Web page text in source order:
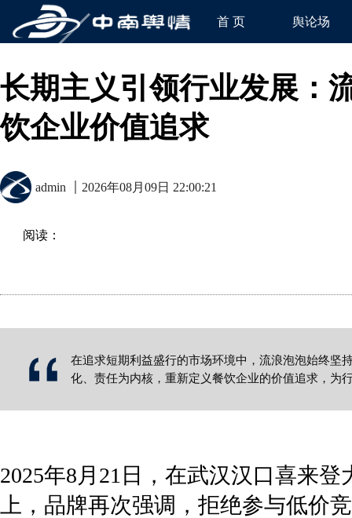
首 页 舆论场
长期主义引领行业发展：
饮企业价值追求
admin 2026年08月09日 22:00:21
阅读：
在追求短期利益盛行的市场环境中，流浪泡泡始终坚
化、责任为内核，重新定义餐饮企业的价值追求，为
2025年8月21日，在武汉汉口喜来
上，品牌再次强调，拒绝参与低价